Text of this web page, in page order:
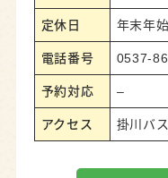
定休日 年末年始
電話番号 0537-
予約対応 –
アクセス 掛川バ